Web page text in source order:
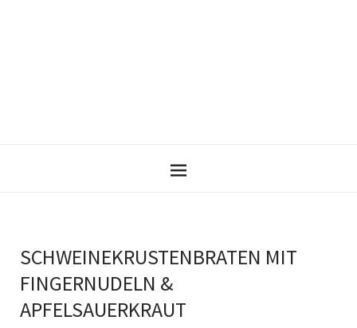
SCHWEINEKRUSTENBRATEN MIT
FINGERNUDELN &
APFELSAUERKRAUT